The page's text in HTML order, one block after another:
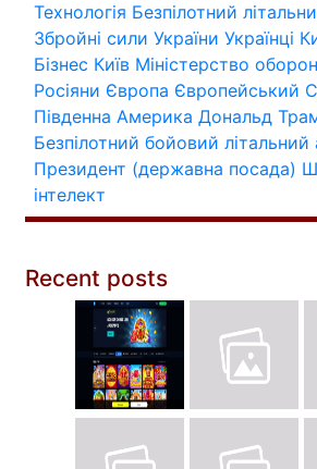
Технологія Безпілотний
Збройні сили України Українці
Бізнес Київ Міністерство
Росіяни Європа Європейський
Південна Америка Дональд
Безпілотний бойовий літальний
Президент (державна посада)
інтелект
Recent posts